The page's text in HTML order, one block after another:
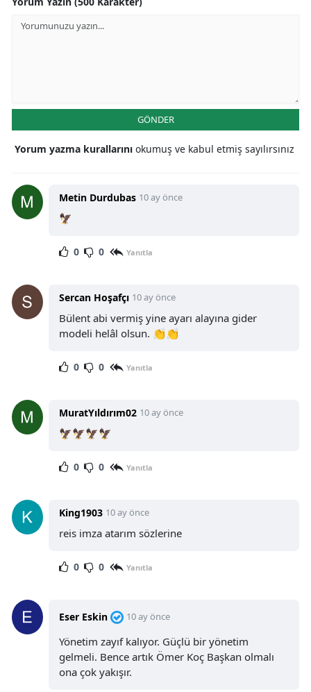
GÖNDER
Yorum yazma kurallarını okumuş ve kabul etmiş sayılırsınız
Metin Durdubas 10 ay önce
🦅
0 0 Yanıtla
Sercan Hoşafçı 10 ay önce
Bülent abi vermiş yine ayarı alayına gider
modeli helâl olsun. 👏👏
0 0 Yanıtla
MuratYıldırım02 10 ay önce
🦅🦅🦅🦅
0 0 Yanıtla
King1903 10 ay önce
reis imza atarım sözlerine
0 0 Yanıtla
Eser Eskin 10 ay önce
Yönetim zayıf kalıyor. Güçlü bir yönetim
gelmeli. Bence artık Ömer Koç Başkan olmalı
ona çok yakışır.